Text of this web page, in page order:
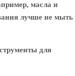
масла и
лучше не мыть
для